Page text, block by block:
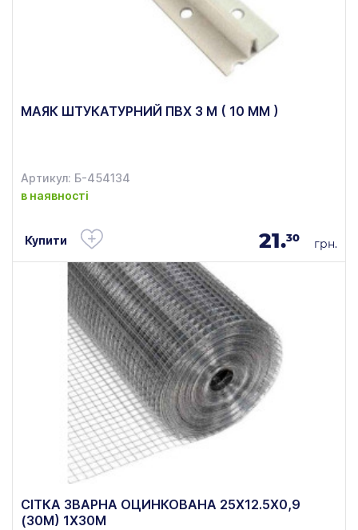
МАЯК ШТУКАТУРНИЙ ПВХ 3 М ( 10 ММ )
Артикул: Б-454134
в наявності
Купити 21.30 грн.
СІТКА ЗВАРНА ОЦИНКОВАНА 25Х12.5Х0,9
(30М) 1Х30М